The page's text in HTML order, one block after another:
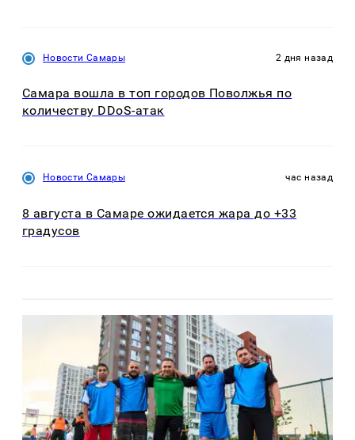
Новости Самары 2 дня назад
Самара вошла в топ городов Поволжья по
количеству DDoS-атак
Новости Самары час назад
8 августа в Самаре ожидается жара до +33
градусов